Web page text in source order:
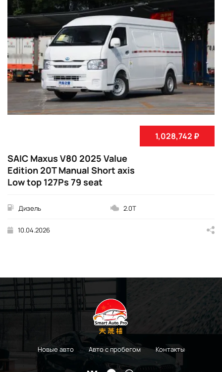
1,028,742 ₽
SAIC Maxus V80 2025 Value
Edition 20T Manual Short axis
Low top 127Ps 79 seat
Дизель 2.0T
10.04.2026
Новые авто Авто с пробегом Контакты